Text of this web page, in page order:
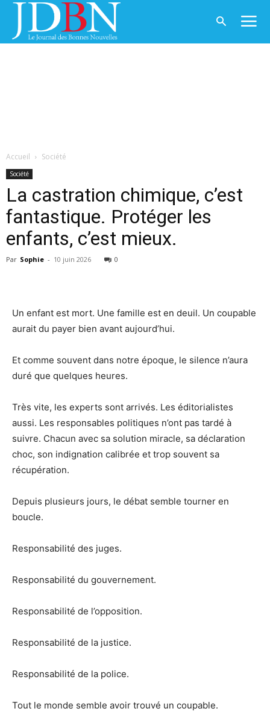
Accueil Société
Société
La castration chimique, c’est
fantastique. Protéger les
enfants, c’est mieux.
Par Sophie - 10 juin 2026 0
Un enfant est mort. Une famille est en deuil. Un coupable
aurait du payer bien avant aujourd’hui.
Et comme souvent dans notre époque, le silence n’aura
duré que quelques heures.
Très vite, les experts sont arrivés. Les éditorialistes
aussi. Les responsables politiques n’ont pas tardé à
suivre. Chacun avec sa solution miracle, sa déclaration
choc, son indignation calibrée et trop souvent sa
récupération.
Depuis plusieurs jours, le débat semble tourner en
boucle.
Responsabilité des juges.
Responsabilité du gouvernement.
Responsabilité de l’opposition.
Responsabilité de la justice.
Responsabilité de la police.
Tout le monde semble avoir trouvé un coupable.